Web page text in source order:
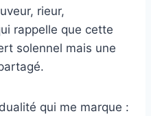
rieur,
rappelle que cette
solennel mais une
qui me marque :